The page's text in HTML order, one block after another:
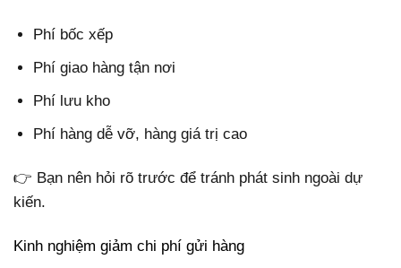
Phí bốc xếp
Phí giao hàng tận nơi
Phí lưu kho
Phí hàng dễ vỡ, hàng giá trị cao
👉 Bạn nên hỏi rõ trước để tránh phát sinh ngoài dự
kiến.
Kinh nghiệm giảm chi phí gửi hàng